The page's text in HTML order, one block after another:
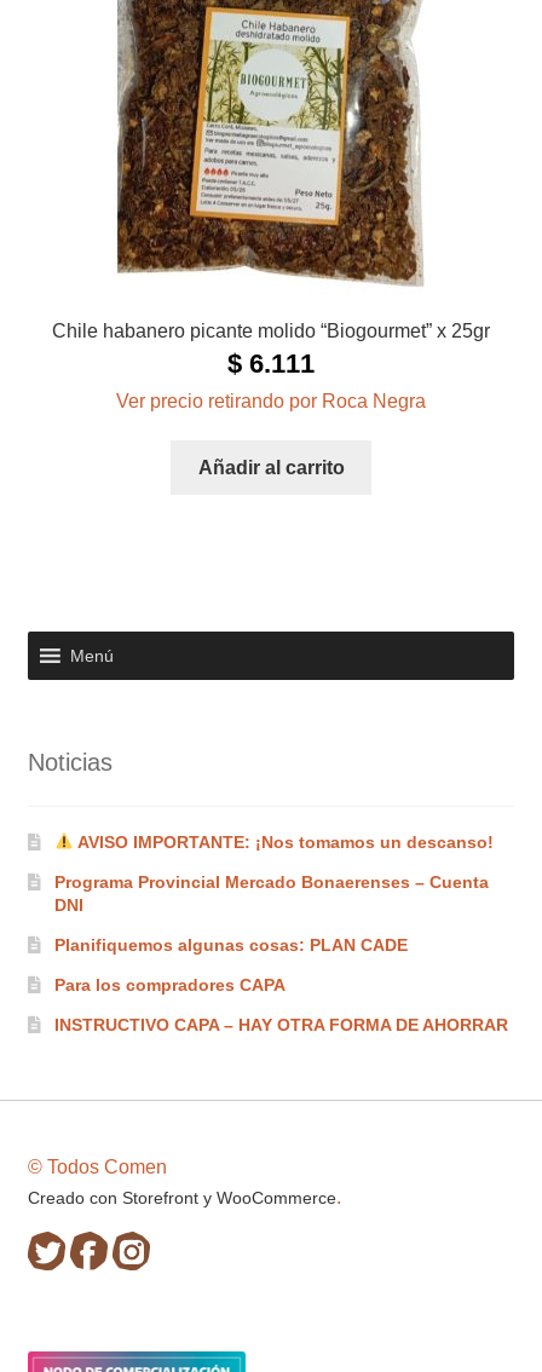
Chile habanero picante molido “Biogourmet” x 25gr
$ 6.111
Ver precio retirando por Roca Negra
Añadir al carrito
Menú
Noticias
AVISO IMPORTANTE: ¡Nos tomamos un descanso!
Programa Provincial Mercado Bonaerenses – Cuenta
DNI
Planifiquemos algunas cosas: PLAN CADE
Para los compradores CAPA
INSTRUCTIVO CAPA – HAY OTRA FORMA DE AHORRAR
© Todos Comen
Creado con Storefront y WooCommerce.